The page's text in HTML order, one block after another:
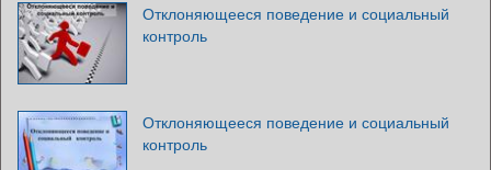
Отклоняющееся поведение и социальный
контроль
Отклоняющееся поведение и социальный
контроль